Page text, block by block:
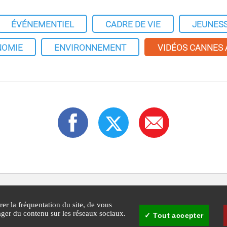
ÉVÉNEMENTIEL CADRE DE VIE
ENVIRONNEMENT VIDÉOS CANNES
la fréquentation du site, de vous
du contenu sur les réseaux sociaux.
Tout accepter